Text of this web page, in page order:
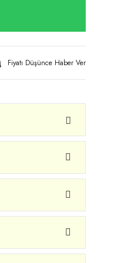
Fiyatı Düşünce Haber Ver